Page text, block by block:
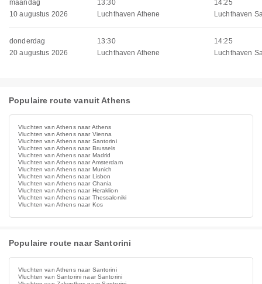
maandag
10 augustus 2026
13:30
Luchthaven Athene
14:25
Luchthaven
donderdag
20 augustus 2026
13:30
Luchthaven Athene
14:25
Luchthaven
Populaire route vanuit Athens
Vluchten van Athens naar Athens
Vluchten van Athens naar Vienna
Vluchten van Athens naar Santorini
Vluchten van Athens naar Brussels
Vluchten van Athens naar Madrid
Vluchten van Athens naar Amsterdam
Vluchten van Athens naar Munich
Vluchten van Athens naar Lisbon
Vluchten van Athens naar Chania
Vluchten van Athens naar Heraklion
Vluchten van Athens naar Thessaloniki
Vluchten van Athens naar Kos
Populaire route naar Santorini
Vluchten van Athens naar Santorini
Vluchten van Santorini naar Santorini